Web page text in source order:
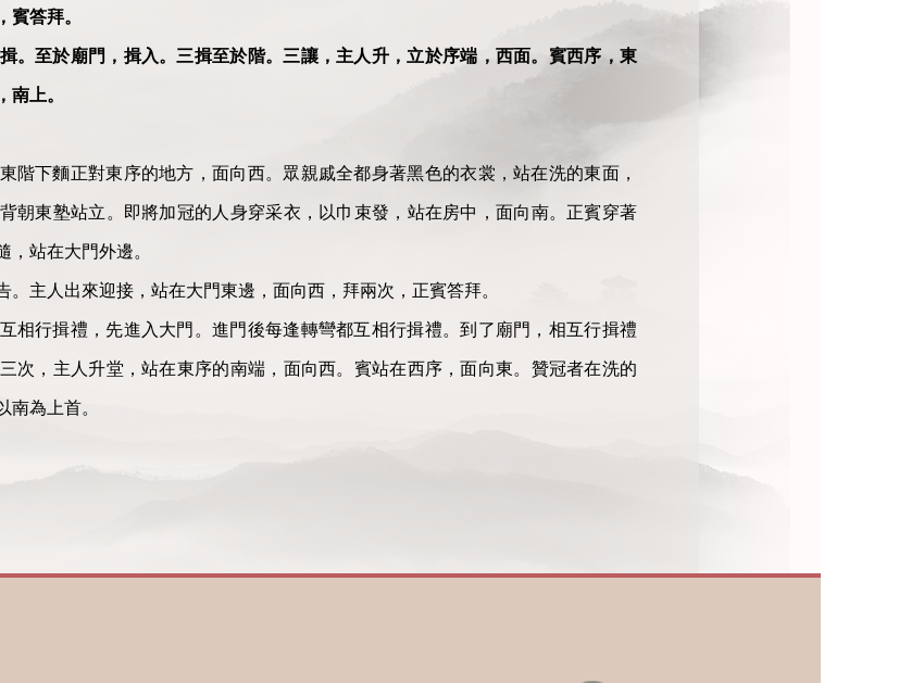
賓答拜。
。至於廟門，揖入。三揖至於階。三讓，主人升，立於序端，西面。賓西序，東
南上。
階下麵正對東序的地方，面向西。眾親戚全都身著黑色的衣裳，站在洗的東面，
朝東塾站立。即將加冠的人身穿采衣，以巾束發，站在房中，面向南。正賓穿著
站在大門外邊。
主人出來迎接，站在大門東邊，面向西，拜兩次，正賓答拜。
相行揖禮，先進入大門。進門後每逢轉彎都互相行揖禮。到了廟門，相互行揖禮
次，主人升堂，站在東序的南端，面向西。賓站在西序，面向東。贊冠者在洗的
為上首。